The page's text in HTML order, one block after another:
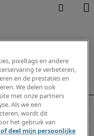
pixeltags en andere
te verbeteren,
en de prestaties en
We delen ook
met onze partners
Als we een
wordt dit
het gebruik van
deel mijn persoonlijke